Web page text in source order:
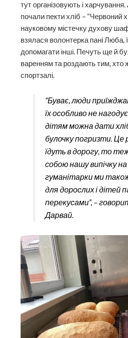
тут організовують і
почали пекти хліб – “Червоний
науковому містечку духову
взялася волонтерка пані Люба,
допомагати інші. Печуть ще й
варенням та роздають тим, хто
спортзалі.
“Буває, люди
їх особливо не
дітям можна дати
булочку погризти. Це
їдуть в дорогу, то
собою нашу випічку
гуманітарки ми
для дорослих і дітей
перекусами”, –
Дарвай.